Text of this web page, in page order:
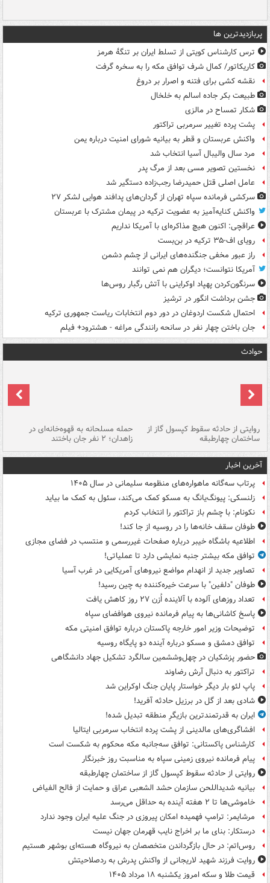
پربازدیدترین ها
ترس کارشناس کویتی از تسلط ایران بر تنگۀ هرمز
کاریکاتور/ کمال شرف توافق مکه را به سخره گرفت
نقشه کشی برای فتنه و اصرار بر دروغ
طبیعت بکر جاده اسالم به خلخال
شکار تمساح در مالزی
پشت پرده تغییر سرمربی تراکتور
واکنش عربستان و قطر به بیانیه شورای امنیت درباره یمن
مرد سال والیبال آسیا انتخاب شد
نخستین تصویر مسی بعد از مرگ پدر
عامل اصلی قتل حمیدرضا رجب‌زاده دستگیر شد
سرکشی فرمانده سپاه تهران از گردان‌های پدافند هوایی لشکر ۲۷
واکنش کنایه‌آمیز به عضویت ترکیه در پیمان مشترک با عربستان
عراقچی: اکنون هیچ مذاکره‌ای با آمریکا نداریم
رویای اف-۳۵ ترکیه در بن‌بست
راز عبور مخفی جنگنده‌های ایرانی از چشم دشمن
آمریکا نتوانست؛ دیگران هم نمی توانند
سرنگون‌کردن پهپاد اوکراینی با آتش رگبار روس‌ها
جشن برداشت انگور در ترشیز
احتمال شکست اردوغان در دور دوم انتخابات ریاست جمهوری ترکیه
جان باختن چهار نفر در سانحه رانندگی مراغه - هشترود+ فیلم
حوادث
روایتی از حادثه سقوط کپسول گاز از
ساختمان چهارطبقه
حمله مسلحانه به قهوه‌خانه‌ای در
زاهدان؛ ۲ نفر جان باختند
آخرین اخبار
پرتاب سه‌گانه ماهواره‌های منظومه سلیمانی در سال ۱۴۰۵
زلنسکی: پیونگ‌یانگ به مسکو کمک می‌کند، سئول به کمک ما بیاید
نکونام: با چشم باز تراکتور را انتخاب کردم
طوفان سقف خانه‌ها را در روسیه از جا ‌کند!
اطلاعیه باشگاه خیبر درباره صفحات غیررسمی و منتسب در فضای مجازی
توافق مکه بیشتر جنبه نمایشی دارد تا عملیاتی!
تصاویر جدید از انهدام مواضع نیروهای آمریکایی در غرب آسیا
طوفان "دلفین" با سرعت خیره‌کننده به چین رسید!
تعداد روزهای آلوده با آلاینده اُزن ۲۷ روز کاهش یافت
پاسخ کاشانی‌ها به پیام فرمانده نیروی هوافضای سپاه
توضیحات وزیر امور خارجه پاکستان درباره توافق امنیتی مکه
توافق دمشق و مسکو درباره آینده دو پایگاه روسیه
حضور پزشکیان در چهل‌وششمین سالگرد تشکیل جهاد دانشگاهی
تراکتور به دنبال آرش رضاوند
پاپ لئو بار دیگر خواستار پایان جنگ اوکراین شد
شادی بعد از گل در برزیل حادثه آفرید!
ایران به قدرتمندترین بازیگرِ منطقه تبدیل شده!
افشاگری‌های مالدینی از پشت پرده انتخاب سرمربی ایتالیا
کارشناس پاکستانی: توافق سه‌جانبه مکه محکوم به شکست است
پیام فرمانده نیروی زمینی سپاه به مناسبت روز خبرنگار
روایتی از حادثه سقوط کپسول گاز از ساختمان چهارطبقه
بیانیه شدیداللحن سازمان حشد الشعبی عراق و حمایت از فالح الفیاض
خاموشی‌ها تا ۲ هفته آینده به حداقل می‌رسد
مرشایمر: ترامپ فهمیده امکان پیروزی در جنگ علیه ایران وجود ندارد
درستکار: بنای ما بر اخراج نایب قهرمان جهان نیست
روس‌اتم: در حال بازگرداندن متخصصان به نیروگاه هسته‌ای بوشهر هستیم
روایت فرزند شهید لاریجانی از واکنش پدرش به ردصلاحیتش
قیمت طلا و سکه امروز یکشنبه ۱۸ مرداد ۱۴۰۵